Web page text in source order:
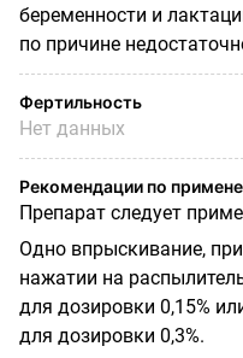
беременности и
по причине
Фертильность
Нет данных
Рекомендации по
Препарат следует
Одно впрыскивание,
нажатии на
для дозировки 0,15%
для дозировки 0,3%.